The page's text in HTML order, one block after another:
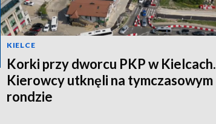
KIELCE
Korki przy dworcu PKP w Kielcach.
Kierowcy utknęli na tymczasowym
rondzie